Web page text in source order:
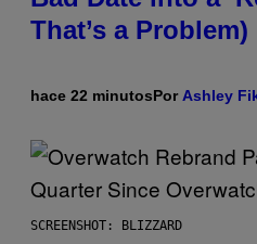
That’s a Problem)
hace 22 minutosPor Ashley
SCREENSHOT: BLIZZARD